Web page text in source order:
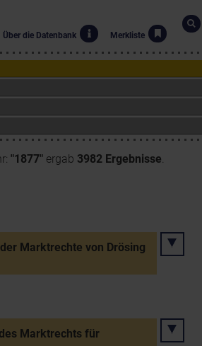
Über die Datenbank Merkliste
"1877" ergab 3982 Ergebnisse.
Marktrechte von Drösing
Marktrechts für